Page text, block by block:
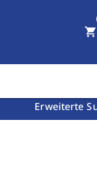
Erweiterte
shopping_cart